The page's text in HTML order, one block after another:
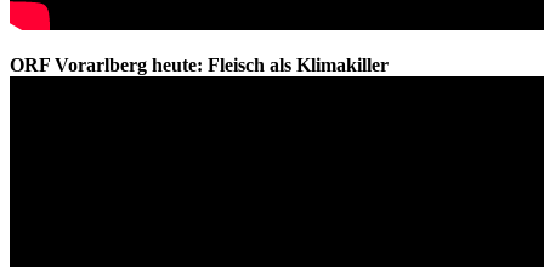
ORF Vorarlberg heute: Fleisch als Klimakiller